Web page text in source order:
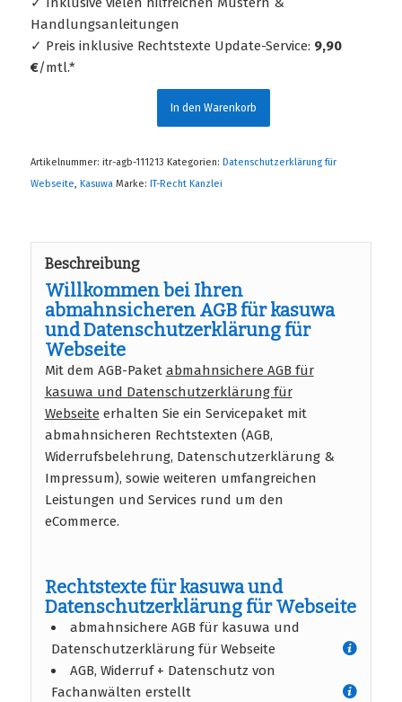
Handlungsanleitungen
✓ Preis inklusive Rechtstexte Update-Service: 9,90
€/mtl.*
In den Warenkorb
Artikelnummer: itr-agb-111213 Kategorien: Datenschutzerklärung für
Webseite, Kasuwa Marke: IT-Recht Kanzlei
Beschreibung
Willkommen bei Ihren
abmahnsicheren AGB für kasuwa
und Datenschutzerklärung für
Webseite
Mit dem AGB-Paket abmahnsichere AGB für
kasuwa und Datenschutzerklärung für
Webseiteerhalten Sie ein Servicepaket mit
abmahnsicheren Rechtstexten (AGB,
Widerrufsbelehrung, Datenschutzerklärung &
Impressum), sowie weiteren umfangreichen
Leistungen und Services rund um den
eCommerce.
Rechtstexte für kasuwa und
Datenschutzerklärung für Webseite
abmahnsichere AGB für kasuwa und
Datenschutzerklärung für Webseite
AGB, Widerruf + Datenschutz von
Fachanwälten erstellt